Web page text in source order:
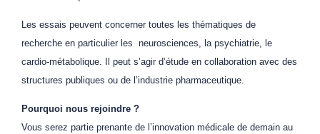
Les essais peuvent concerner toutes les thématiques de
recherche en particulier les neurosciences, la psychiatrie, le
cardio-métabolique. Il peut s’agir d’étude en collaboration avec des
structures publiques ou de l’industrie pharmaceutique.
Pourquoi nous rejoindre ?
Vous serez partie prenante de l’innovation médicale de demain au